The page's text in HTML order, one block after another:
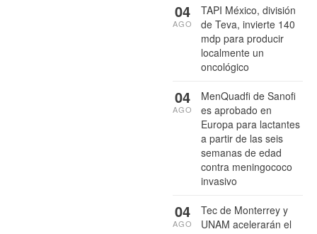
TAPI México, división
de Teva, invierte 140
mdp para producir
localmente un
oncológico
04
AGO
MenQuadfi de Sanofi
es aprobado en
Europa para lactantes
a partir de las seis
semanas de edad
contra meningococo
invasivo
04
AGO
Tec de Monterrey y
UNAM acelerarán el
04
AGO